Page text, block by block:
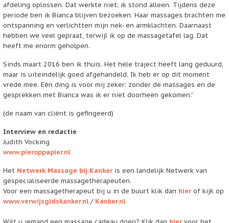
afdeling oplossen. Dat werkte niet; ik stond alleen. Tijdens deze
periode ben ik Bianca blijven bezoeken. Haar massages brachten me
ontspanning en verlichtten mijn nek- en armklachten. Daarnaast
hebben we veel gepraat, terwijl ik op de massagetafel lag. Dat
heeft me enorm geholpen.
Sinds maart 2016 ben ik thuis. Het hele traject heeft lang geduurd,
maar is uiteindelijk goed afgehandeld. Ik heb er op dit moment
vrede mee. Eén ding is voor mij zeker: zonder de massages en de
gesprekken met Bianca was ik er niet doorheen gekomen.”
(de naam van cliënt is gefingeerd)
Interview en redactie
Judith Vocking
www.pieroppapier.nl
Het Netwerk Massage bij Kankeris een landelijk Netwerk van
gespecialiseerde massagetherapeuten.
Voor een massagetherapeut bij u in de buurt klik dan hierof kijk op
www.verwijsgidskanker.nl/ Kanker.nl